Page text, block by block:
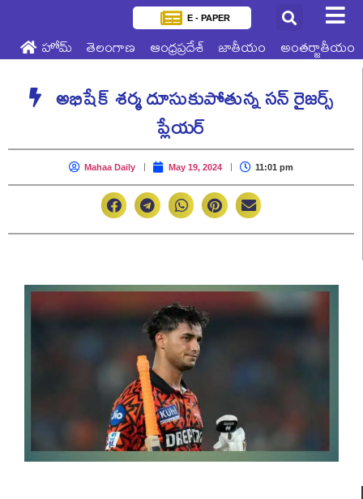
E - PAPER
హోమ్ తెలంగాణ ఆంధ్రప్రదేశ్ జాతీయం అంతర్జాతీయం
అభిషేక్ శర్మ దూసుకుపోతున్న సన్ రైజర్స్
ప్లేయర్
Mahaa Daily May 19, 2024 11:01 pm